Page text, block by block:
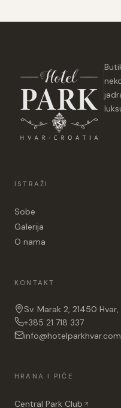
ISTRAŽI
Sobe
Galerija
O nama
KONTAKT
Sv. Marak 2, 21450
+385 21 718 337
info@hotelparkhvar.com
HRANA I PIĆE
Central Park Club